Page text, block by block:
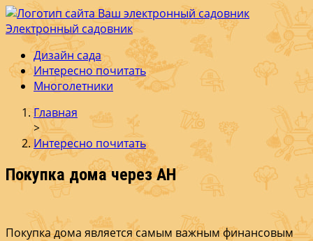
Электронный садовник
Ваш электронный садовник
Онлайн журнал для садовод и огродников.
Дизайн сада
Интересно почитать
Многолетники
Главная
>
Интересно почитать
Покупка дома через АН
Покупка дома является самым важным финансовым